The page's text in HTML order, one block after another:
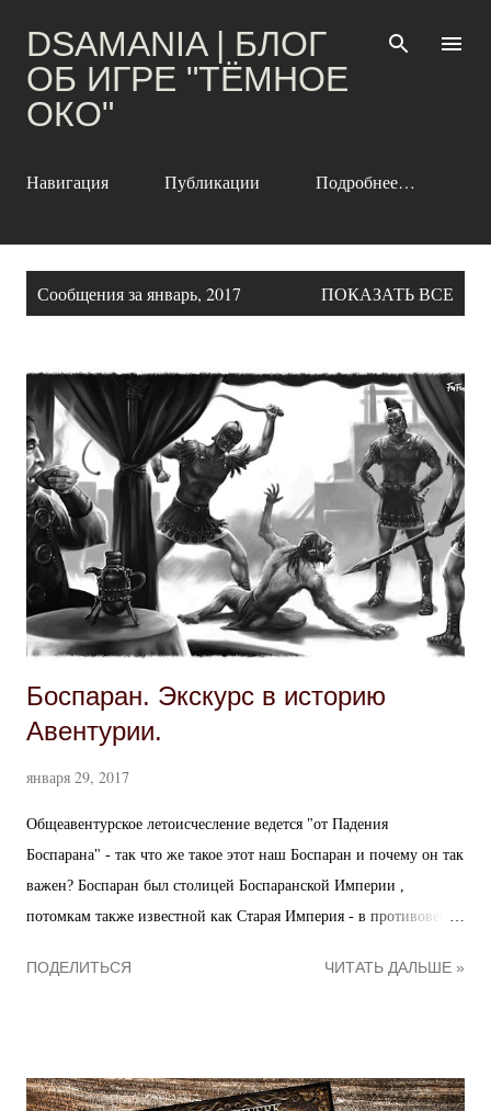
К основному контенту
DSAMANIA | БЛОГ
ОБ ИГРЕ "ТЁМНОЕ
ОКО"
Навигация Публикации Подробнее…
Сообщения за январь, 2017 ПОКАЗАТЬ ВСЕ
Боспаран. Экскурс в историю
Авентурии.
января 29, 2017
Общеавентурское летоисчесление ведется "от Падения
Боспарана" - так что же такое этот наш Боспаран и почему он так
важен? Боспаран был столицей Боспаранской Империи ,
потомкам также известной как Старая Империя - в противовес
лет являлось самым могущественным государством Авентурии и
императоры . Титул Хорас появился после того, как
ПОДЕЛИТЬСЯ ЧИТАТЬ ДАЛЬШЕ »